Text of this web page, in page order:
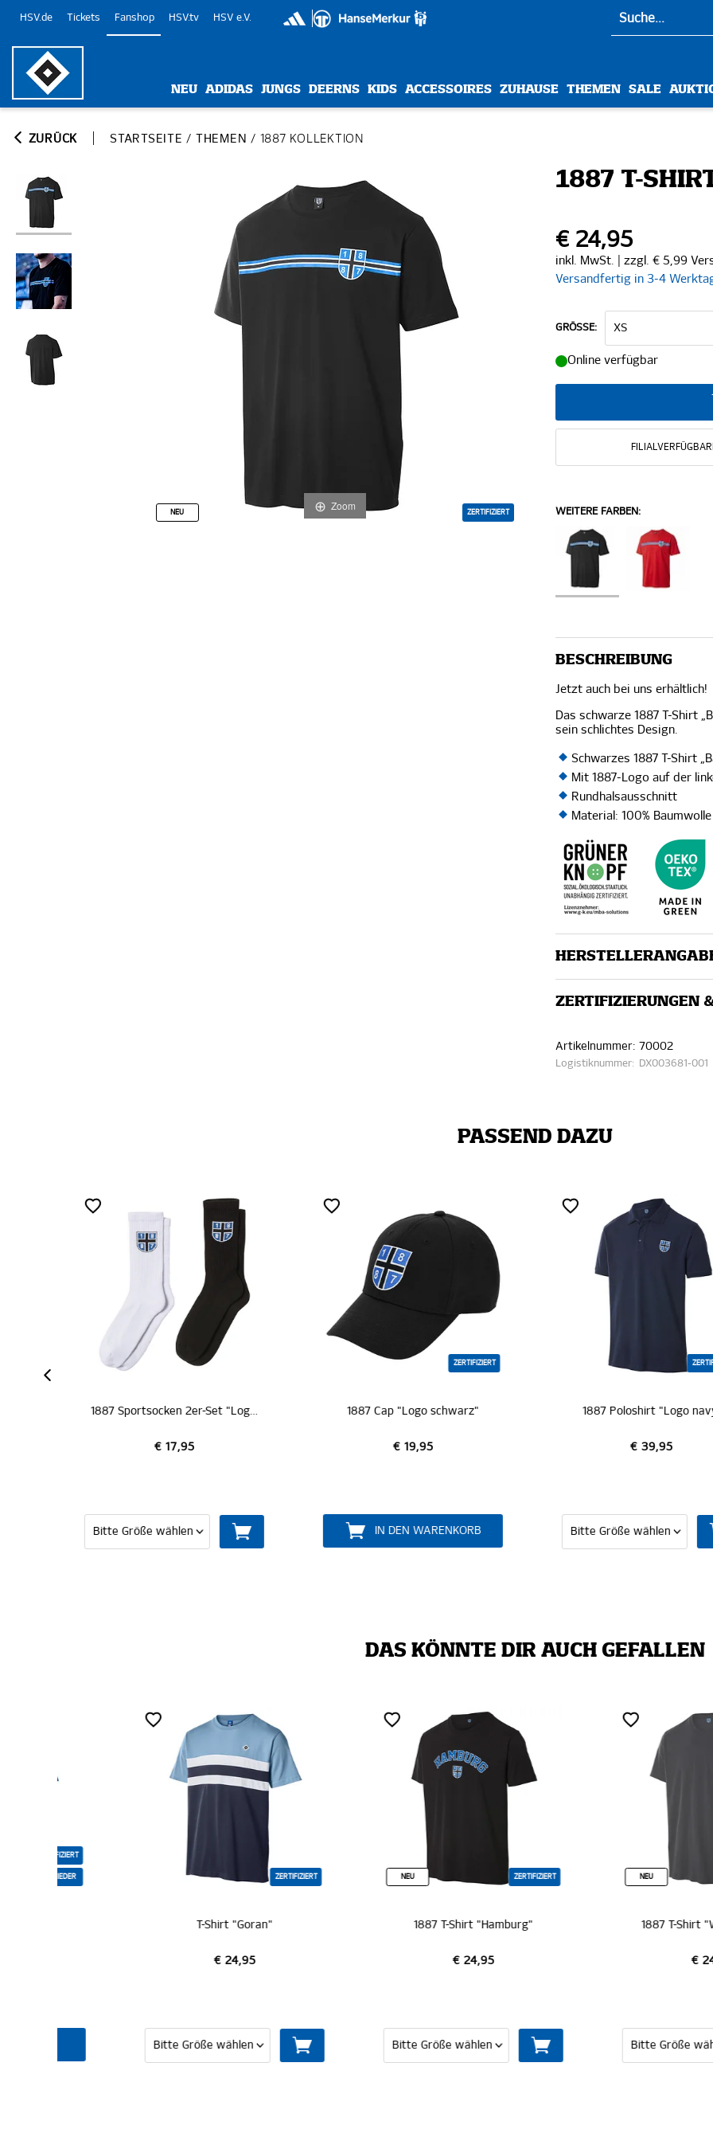
HSV.de Tickets Fanshop HSV.tv HSV e.V.
NEU ADIDAS JUNGS DEERNS KIDS ACCESSOIRES ZUHAUSE THEMEN SALE
ZURÜCK STARTSEITE / THEMEN / 1887 KOLLEKTION
Zoom
NEU ZERTIFIZIERT
1887 T-
€ 24,95
inkl. MwSt. | zzgl. € 5,99
Versandfertig in 3-4
GRÖSSE:
Online verfügbar
WEITERE FARBEN:
BESCHREIBUNG
Jetzt auch bei uns erhältlich!
Das schwarze 1887 T-Shirt
sein schlichtes Design.
Schwarzes 1887 T-Shirt
Mit 1887-Logo auf der
Rundhalsausschnitt
Material: 100% Baumwolle
ZERTIFIZIERUNGEN
Artikelnummer: 70002
Logistiknummer: DX003681-001
PASSEND DAZU
1887 Cap "Logo schwarz"
€ 19,95
IN DEN WARENKORB
ZERTIFIZIERT
1887 Poloshirt "Logo navy"
€ 39,95
1887 Sweatshirt
€ 54,95
DAS KÖNNTE DIR AUCH GEFALLEN
ZERTIFIZIERT
T-Shirt "Goran" 1887 T-Shirt "Hamburg" 1887 T-Shirt "Wappen